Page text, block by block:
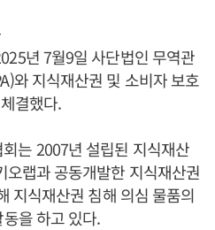
년 7월9일 사단법인 무역관
와 지식재산권 및 소비자 보호
결했다.
는 2007년 설립된 지식재산
오랩과 공동개발한 지식재산권
지식재산권 침해 의심 물품의
을 하고 있다.